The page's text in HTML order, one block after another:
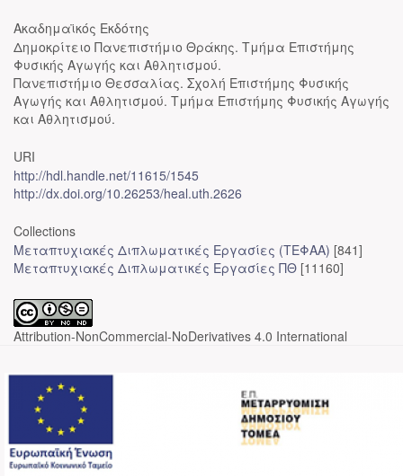
Ακαδημαϊκός Εκδότης
Δημοκρίτειο Πανεπιστήμιο Θράκης. Τμήμα Επιστήμης
Φυσικής Αγωγής και Αθλητισμού.
Πανεπιστήμιο Θεσσαλίας. Σχολή Επιστήμης Φυσικής
Αγωγής και Αθλητισμού. Τμήμα Επιστήμης Φυσικής Αγωγής
και Αθλητισμού.
URI
http://hdl.handle.net/11615/1545
http://dx.doi.org/10.26253/heal.uth.2626
Collections
Μεταπτυχιακές Διπλωματικές Εργασίες (ΤΕΦΑΑ) [841]
Μεταπτυχιακές Διπλωματικές Εργασίες ΠΘ [11160]
Attribution-NonCommercial-NoDerivatives 4.0 International